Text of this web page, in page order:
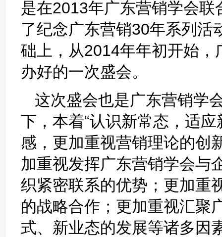
是在2013年广东营销学会
了纪念广东营销30年系列活
础上，从2014年年初开始
办好的一次盛会。
这次盛会也是广东营销学
下，本着“认识新常态，适
感，更加重视营销理论的创
加重视发挥广东营销学会与
织紧密联系的优势；更加重
的战略合作；更加重视汇聚
式、新业态的发展等诸多因